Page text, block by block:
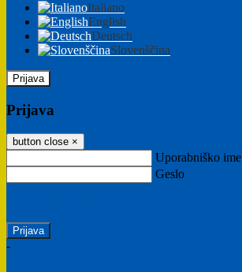
Italiano
English
Deutsch
Slovenščina
Prijava
Prijava
button close ×
Uporabniško ime
Geslo
-